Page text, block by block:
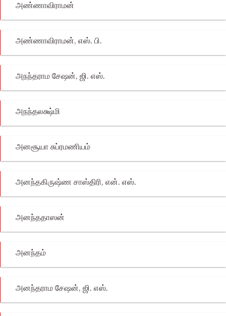
அண்ணாவிராமன்
அண்ணாவிராமன், எஸ். பி.
அநந்தராம சேஷன், ஜி. எஸ்.
அநந்தலக்ஷ்மி
அனசூயா சுப்ரமணியம்
அனந்தகிருஷ்ண சாஸ்திரி, என். எஸ்.
அனந்ததாஸன்
அனந்தம்
அனந்தராம சேஷன், ஜி. எஸ்.